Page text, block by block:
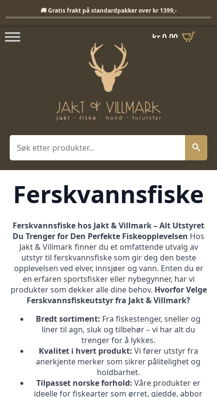
kr0,00
Søk
Ferskvannsfiske
Ferskvannsfiske hos Jakt & Villmark – Alt Utstyret
Du Trenger for Den Perfekte Fiskeopplevelsen Hos
Jakt & Villmark finner du et omfattende utvalg av
utstyr til ferskvannsfiske som gir deg den beste
opplevelsen ved elver, innsjøer og vann. Enten du er
en erfaren sportsfisker eller nybegynner, har vi
produkter som dekker alle dine behov. Hvorfor Velge
Ferskvannsfiskeutstyr fra Jakt & Villmark?
Bredt sortiment: Fra fiskestenger, sneller og
liner til agn, sluk og tilbehør – vi har alt du
trenger for å lykkes.
Kvalitet i hvert produkt: Vi fører utstyr fra
anerkjente merker som sikrer pålitelighet og
holdbarhet.
Tilpasset norske forhold: Våre produkter er
ideelle for fiskearter som ørret, gjedde, abbor
🚚 Gratis frakt på standardpakker over kr 1399,-